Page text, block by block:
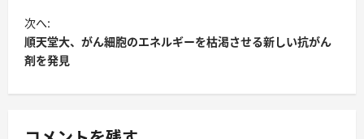
次へ:
順天堂大、がん細胞のエネルギーを枯渇させる新しい抗がん
剤を発見